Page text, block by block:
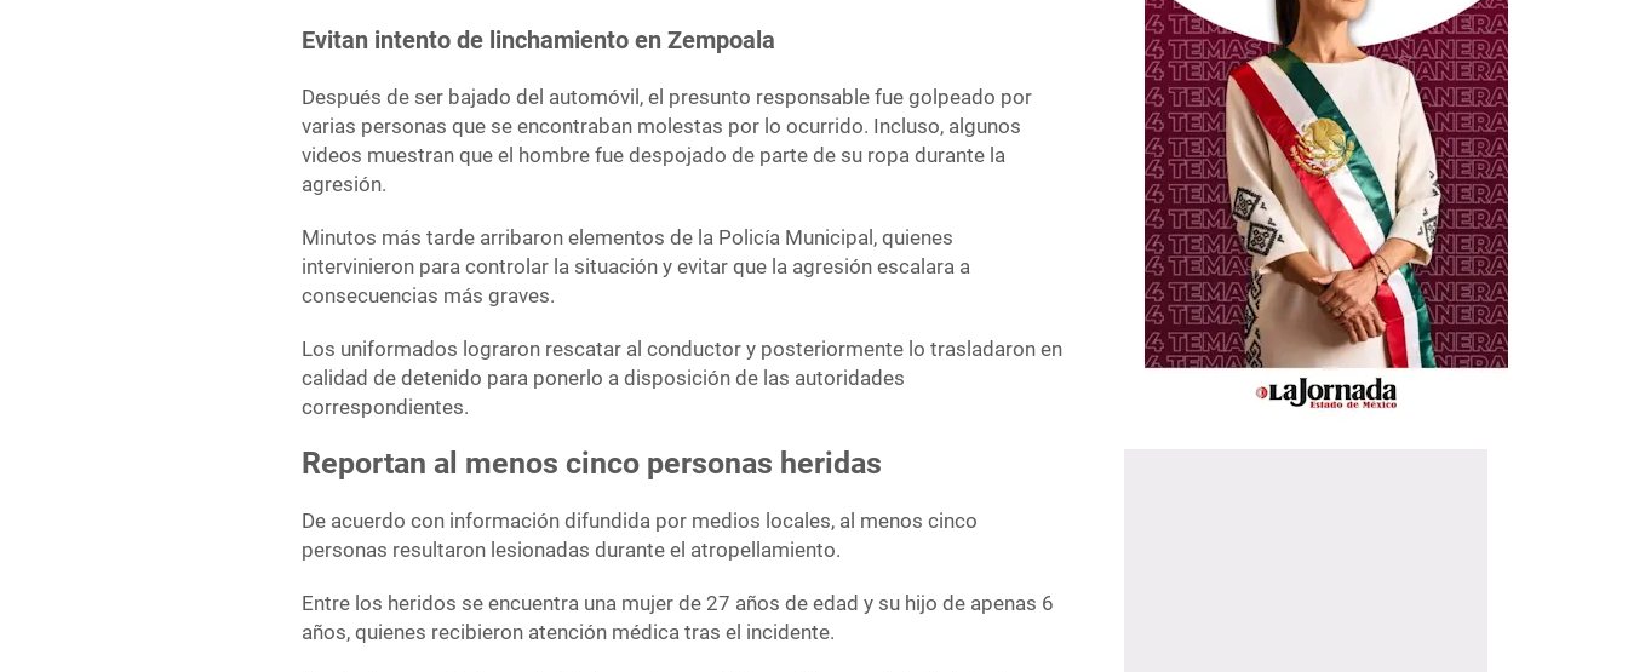
Evitan intento de linchamiento en Zempoala
Después de ser bajado del automóvil, el presunto responsable fue golpeado por
varias personas que se encontraban molestas por lo ocurrido. Incluso, algunos
videos muestran que el hombre fue despojado de parte de su ropa durante la
agresión.
Minutos más tarde arribaron elementos de la Policía Municipal, quienes
intervinieron para controlar la situación y evitar que la agresión escalara a
consecuencias más graves.
Los uniformados lograron rescatar al conductor y posteriormente lo trasladaron en
calidad de detenido para ponerlo a disposición de las autoridades
correspondientes.
Reportan al menos cinco personas heridas
De acuerdo con información difundida por medios locales, al menos cinco
personas resultaron lesionadas durante el atropellamiento.
Entre los heridos se encuentra una mujer de 27 años de edad y su hijo de apenas 6
años, quienes recibieron atención médica tras el incidente.